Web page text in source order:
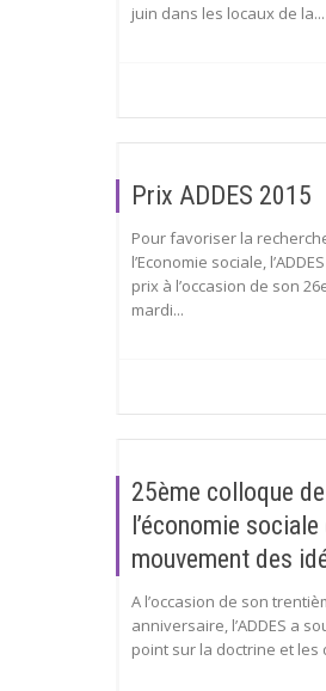
juin dans les locaux de la...
Prix ADDES 2015
Pour favoriser la
l’Economie sociale,
prix à l’occasion de son
mardi...
25ème colloque de
l’économie
mouvement des
A l’occasion de son
anniversaire, l’ADDES a
point sur la doctrine et les